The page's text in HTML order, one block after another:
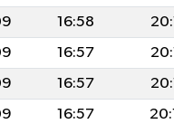
16:58
16:57
16:57
16:57